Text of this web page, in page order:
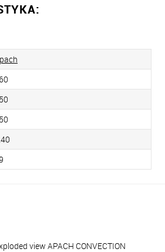
view APACH CONVECTION